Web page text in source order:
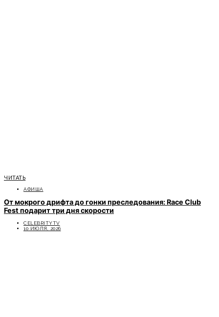
ЧИТАТЬ
АФИША
От мокрого дрифта до гонки преследования: Race Club
Fest подарит три дня скорости
CELEBRITYTV
10 ИЮЛЯ, 2026